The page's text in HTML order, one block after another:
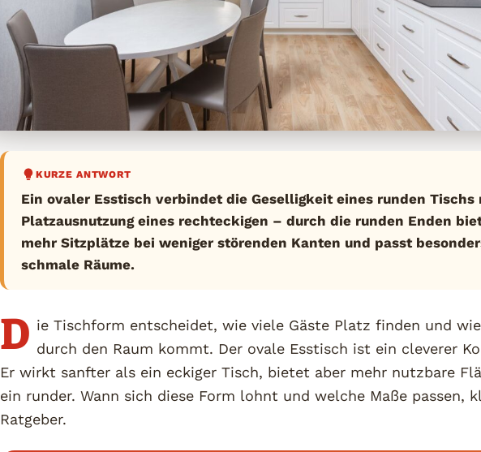
KURZE ANTWORT
Ein ovaler Esstisch verbindet die Geselligkeit eines runden Tischs
Platzausnutzung eines rechteckigen – durch die runden Enden
mehr Sitzplätze bei weniger störenden Kanten und passt
schmale Räume.
D ie Tischform entscheidet, wie viele Gäste Platz finden und
durch den Raum kommt. Der ovale Esstisch ist ein cleverer
Er wirkt sanfter als ein eckiger Tisch, bietet aber mehr nutzbare
ein runder. Wann sich diese Form lohnt und welche Maße passen,
Ratgeber.